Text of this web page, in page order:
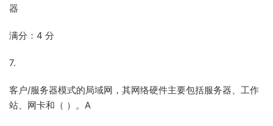
器
满分：4 分
7.
客户/服务器模式的局域网，其网络硬件主要包括服务器、工作
站、网卡和（ ）。A